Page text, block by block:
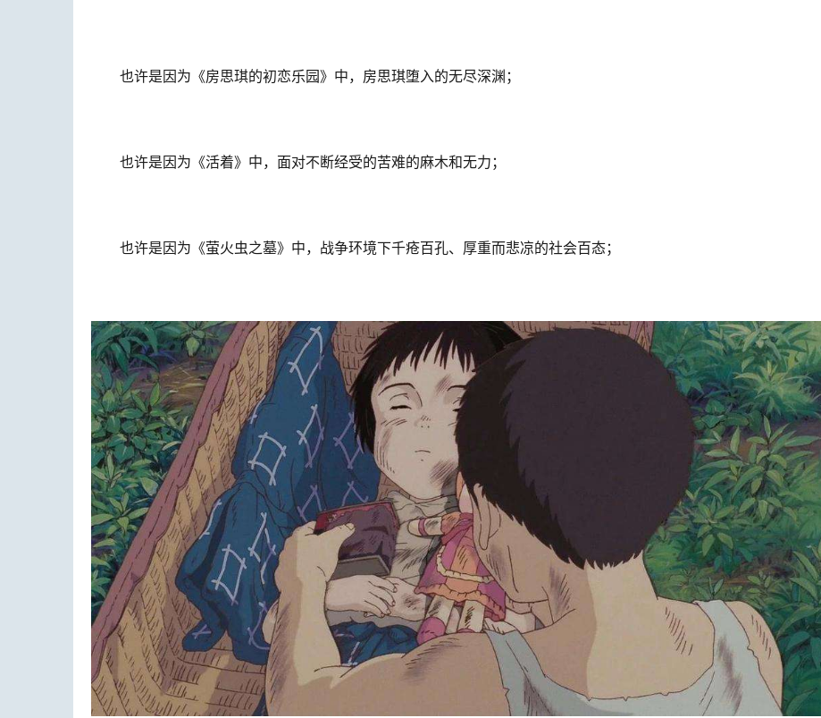
也许是因为《房思琪的初恋乐园》中，房思琪堕入的无尽深渊；
也许是因为《活着》中，面对不断经受的苦难的麻木和无力；
也许是因为《萤火虫之墓》中，战争环境下千疮百孔、厚重而悲凉的社会百态；